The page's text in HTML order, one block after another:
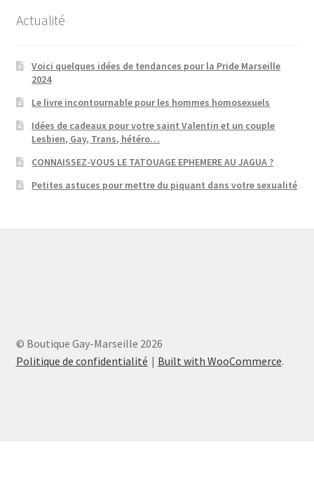
Actualité
Voici quelques idées de tendances pour la Pride Marseille
2024
Le livre incontournable pour les hommes homosexuels
Idées de cadeaux pour votre saint Valentin et un couple
Lesbien, Gay, Trans, hétéro…
CONNAISSEZ-VOUS LE TATOUAGE EPHEMERE AU JAGUA ?
Petites astuces pour mettre du piquant dans votre sexualité
© Boutique Gay-Marseille 2026
Politique de confidentialité
Built with WooCommerce.